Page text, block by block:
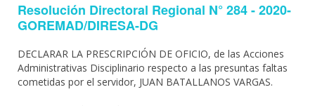
Resolución Directoral Regional N° 284 - 2020-
GOREMAD/DIRESA-DG
DECLARAR LA PRESCRIPCIÓN DE OFICIO, de las Acciones
Administrativas Disciplinario respecto a las presuntas faltas
cometidas por el servidor, JUAN BATALLANOS VARGAS.